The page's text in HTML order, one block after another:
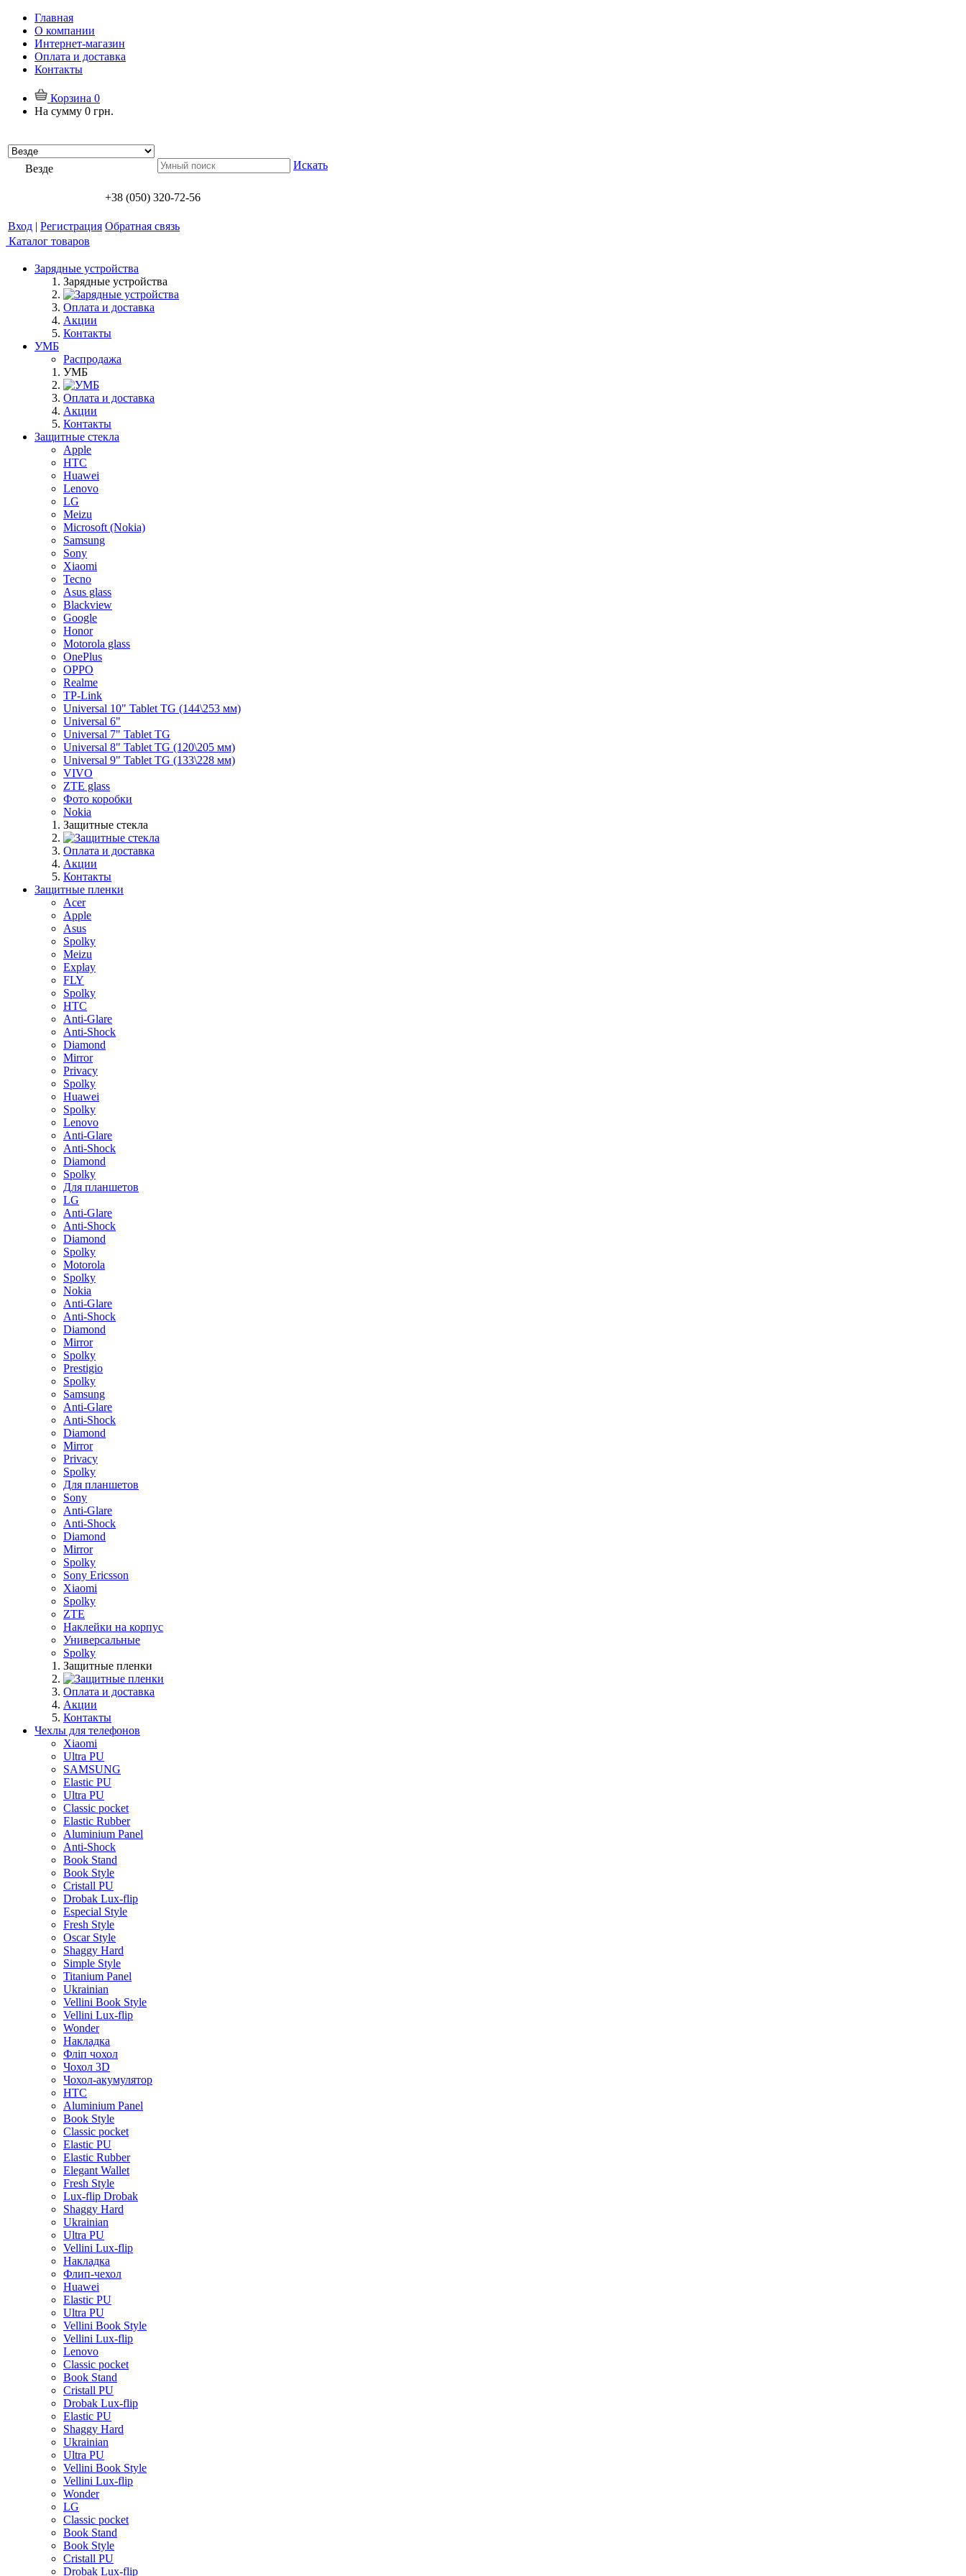
Главная
О компании
Интернет-магазин
Оплата и доставка
Контакты
Корзина 0
На сумму 0 грн.
Везде Искать
+38 (050) 320-72-56
Вход | Регистрация Обратная связь
Каталог товаров
Зарядные устройства
Зарядные устройства
Оплата и доставка
Акции
Контакты
УМБ
Распродажа
УМБ
Оплата и доставка
Акции
Контакты
Защитные стекла
Apple
HTC
Huawei
Lenovo
LG
Meizu
Microsoft (Nokia)
Samsung
Sony
Xiaomi
Tecno
Asus glass
Blackview
Google
Honor
Motorola glass
OnePlus
OPPO
Realme
TP-Link
Universal 10" Tablet TG (144\253 мм)
Universal 6"
Universal 7" Tablet TG
Universal 8" Tablet TG (120\205 мм)
Universal 9" Tablet TG (133\228 мм)
VIVO
ZTE glass
Фото коробки
Nokia
Защитные стекла
Оплата и доставка
Акции
Контакты
Защитные пленки
Acer
Apple
Asus
Spolky
Meizu
Explay
FLY
Spolky
HTC
Anti-Glare
Anti-Shock
Diamond
Mirror
Privacy
Spolky
Huawei
Spolky
Lenovo
Anti-Glare
Anti-Shock
Diamond
Spolky
Для планшетов
LG
Anti-Glare
Anti-Shock
Diamond
Spolky
Motorola
Spolky
Nokia
Anti-Glare
Anti-Shock
Diamond
Mirror
Spolky
Prestigio
Spolky
Samsung
Anti-Glare
Anti-Shock
Diamond
Mirror
Privacy
Spolky
Для планшетов
Sony
Anti-Glare
Anti-Shock
Diamond
Mirror
Spolky
Sony Ericsson
Xiaomi
Spolky
ZTE
Наклейки на корпус
Универсальные
Spolky
Защитные пленки
Оплата и доставка
Акции
Контакты
Чехлы для телефонов
Xiaomi
Ultra PU
SAMSUNG
Elastic PU
Ultra PU
Classic pocket
Elastic Rubber
Aluminium Panel
Anti-Shock
Book Stand
Book Style
Cristall PU
Drobak Lux-flip
Especial Style
Fresh Style
Oscar Style
Shaggy Hard
Simple Style
Titanium Panel
Ukrainian
Vellini Book Style
Vellini Lux-flip
Wonder
Накладка
Фліп чохол
Чохол 3D
Чохол-акумулятор
HTC
Aluminium Panel
Book Style
Classic pocket
Elastic PU
Elastic Rubber
Elegant Wallet
Fresh Style
Lux-flip Drobak
Shaggy Hard
Ukrainian
Ultra PU
Vellini Lux-flip
Накладка
Флип-чехол
Huawei
Elastic PU
Ultra PU
Vellini Book Style
Vellini Lux-flip
Lenovo
Classic pocket
Book Stand
Cristall PU
Drobak Lux-flip
Elastic PU
Shaggy Hard
Ukrainian
Ultra PU
Vellini Book Style
Vellini Lux-flip
Wonder
LG
Classic pocket
Book Stand
Book Style
Cristall PU
Drobak Lux-flip